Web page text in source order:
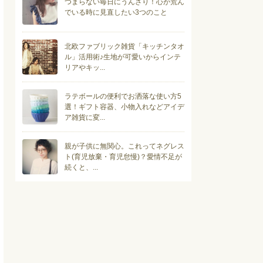
つまらない毎日にうんざり！心が荒ん
でいる時に見直したい3つのこと
北欧ファブリック雑貨「キッチンタオ
ル」活用術♪生地が可愛いからインテ
リアやキッ...
ラテボールの便利でお洒落な使い方5
選！ギフト容器、小物入れなどアイデ
ア雑貨に変...
親が子供に無関心。これってネグレス
ト(育児放棄・育児怠慢)？愛情不足が
続くと、...